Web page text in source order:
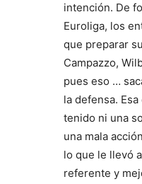
intención. De
Euroliga, los
que preparar
Campazzo,
pues eso …
la defensa.
tenido ni una
una mala
lo que le llevó
referente y